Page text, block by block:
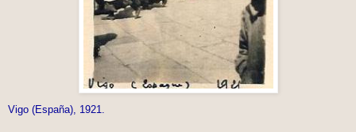
Vigo (España), 1921.